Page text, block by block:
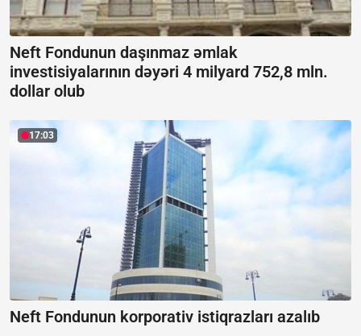
Neft Fondunun daşınmaz əmlak
investisiyalarının dəyəri 4 milyard 752,8 mln.
dollar olub
17:03
Neft Fondunun korporativ istiqrazları azalıb